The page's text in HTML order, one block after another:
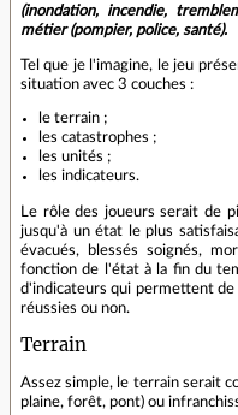
(inondation, incendie,
métier (pompier, police, santé).
Tel que je l'imagine, le jeu
situation avec 3 couches :
le terrain ;
les catastrophes ;
les unités ;
les indicateurs.
Le rôle des joueurs serait de
jusqu'à un état le plus
évacués, blessés soignés,
fonction de l'état à la fin du
d'indicateurs qui permettent
réussies ou non.
Terrain
Assez simple, le terrain serait
plaine, forêt, pont) ou